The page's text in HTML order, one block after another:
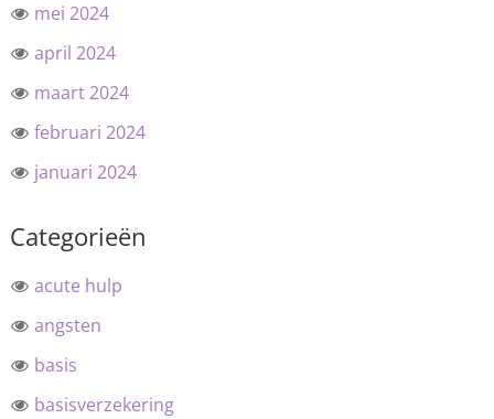
mei 2024
april 2024
maart 2024
februari 2024
januari 2024
Categorieën
acute hulp
angsten
basis
basisverzekering